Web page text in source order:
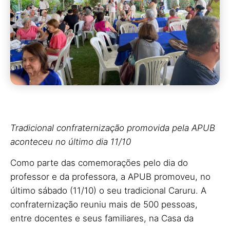
Tradicional confraternização promovida pela APUB
aconteceu no último dia 11/10
Como parte das comemorações pelo dia do
professor e da professora, a APUB promoveu, no
último sábado (11/10) o seu tradicional Caruru. A
confraternização reuniu mais de 500 pessoas,
entre docentes e seus familiares, na Casa da